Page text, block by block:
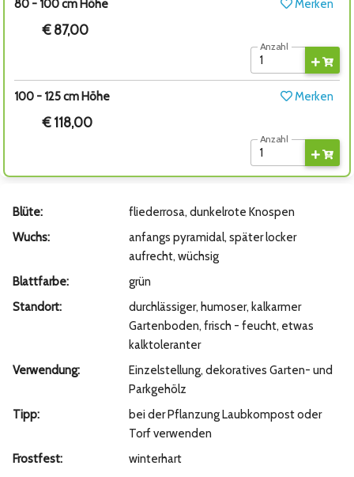
80 - 100 cm Höhe Merken
€ 87,00
Anzahl
100 - 125 cm Höhe Merken
€ 118,00
Anzahl
Blüte:
fliederrosa, dunkelrote Knospen
Wuchs:
anfangs pyramidal, später locker
aufrecht, wüchsig
Blattfarbe:
grün
Standort:
durchlässiger, humoser, kalkarmer
Gartenboden, frisch - feucht, etwas
kalktoleranter
Verwendung:
Einzelstellung, dekoratives Garten- und
Parkgehölz
Tipp:
bei der Pflanzung Laubkompost oder
Torf verwenden
Frostfest:
winterhart